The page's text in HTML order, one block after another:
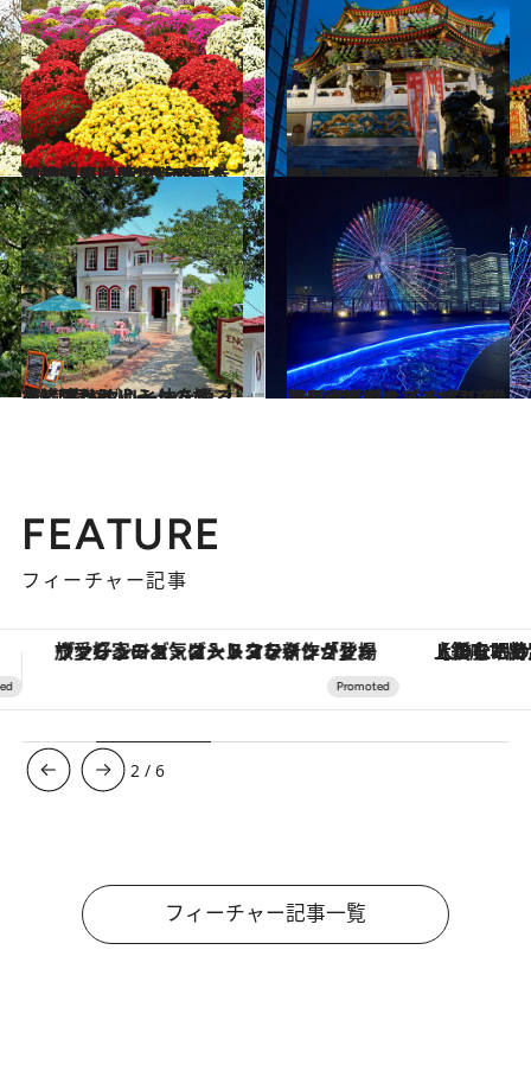
2021.10.19
【神奈川県 2021年版】 秋の絶景・風物詩5選 ざる菊が庭一面を彩る圧巻の光景
旅＆お出かけ 2022.8.27
夜の横浜は“映えスポ”満載！ パワースポットも夜景も満喫 心と体に元気を満たす横浜トリップ
旅＆お出かけ
2022.8.27
【横浜リトリートの旅へ】 花やグリーンを愛で、味わう 心と体をゆるめにでかけよう
旅＆お出かけ 2021.12.11
【グルメ、クルーズ、夜景……】 まるっと1日、横浜を大満喫！ みなとみらい周辺を巡るプチ旅ガイド
旅＆お出かけ
FEATURE
フィーチャー記事
【銀座で出合う最旬美容】美髪ケアや上質な眠り…セルフケアのアップデートから、特別な名入れギフトまで。大人のための「ReFa GINZA」クルーズ
3 /6
フィーチャー記事一覧